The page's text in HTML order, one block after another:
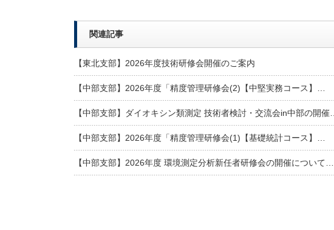
関連記事
【東北支部】2026年度技術研修会開催のご案内
【中部支部】2026年度「精度管理研修会(2)【中堅実務コース】…
【中部支部】ダイオキシン類測定 技術者検討・交流会in中部の開催…
【中部支部】2026年度「精度管理研修会(1)【基礎統計コース】…
【中部支部】2026年度 環境測定分析新任者研修会の開催について…